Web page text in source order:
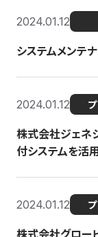
2024.01.12
システムメンテ
2024.01.12
株式会社ジェネ
付システムを活
2024.01.12
株式会社グロー